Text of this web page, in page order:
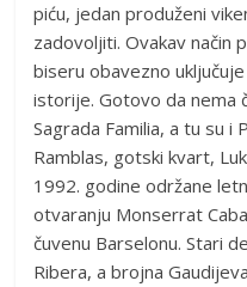
piću, jedan produženi
zadovoljiti. Ovakav način
biseru obavezno
istorije. Gotovo da nema
Sagrada Familia, a tu su i
Ramblas, gotski kvart,
1992. godine održane
otvaranju Monserrat
čuvenu Barselonu. Stari
Ribera, a brojna